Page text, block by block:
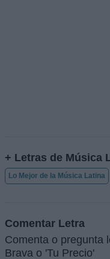
+ Letras de Música
Lo Mejor de la Música Latina
Comentar Letra
Comenta o pregunta
Brava o 'Tu Precio'